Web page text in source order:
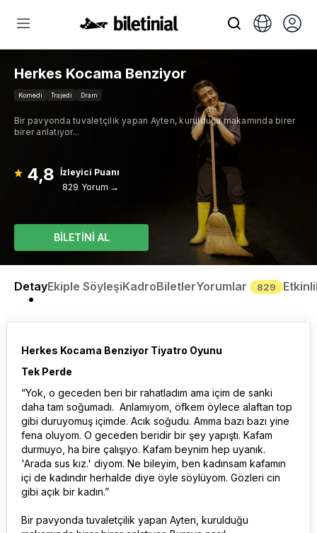
Herkes Kocama Benziyor
Komedi Trajedi Dram
Bir pavyonda tuvaletçilik yapan Ayten, kurulduğu makamında birer
birer anlatıyor...
4,8 İzleyici Puanı
829 Yorum →
BİLETİNİ AL
DetayEkiple SöyleşiKadroBiletlerYorumlar 829
Herkes Kocama Benziyor Tiyatro Oyunu
Tek Perde
“Yok, o geceden beri bir rahatladım ama içim de sanki
daha tam soğumadı. Anlamıyom, öfkem öylece alaftan top
gibi duruyomuş içimde. Acık soğudu. Amma bazı bazı yine
fena oluyom. O geceden beridir bir şey yapıştı. Kafam
durmuyo, ha bire çalışıyo. Kafam beynim hep uyanık.
'Arada sus kız.' diyom. Ne bileyim, ben kadınsam kafamın
içi de kadındır herhalde diye öyle söylüyom. Gözleri cin
gibi açık bir kadın.”
Bir pavyonda tuvaletçilik yapan Ayten, kurulduğu